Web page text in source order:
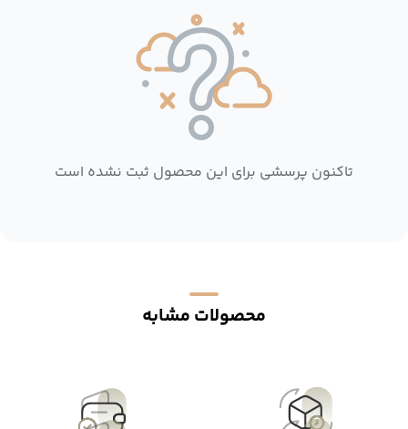
تاکنون پرسشی برای این محصول ثبت نشده است
محصولات مشابه